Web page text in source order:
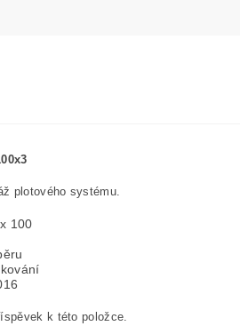
plotového systému.
100
k této položce.